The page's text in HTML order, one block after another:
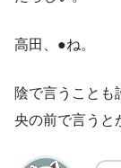
高田、●ね。
陰で言うことも
央の前で言うと